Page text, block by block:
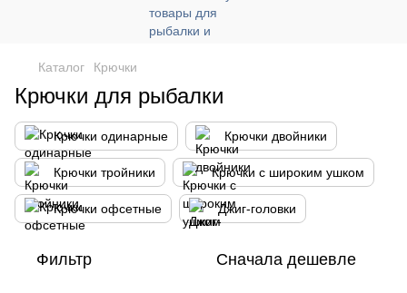
Каталог Крючки
Крючки для рыбалки
Крючки одинарные Крючки двойники
Крючки тройники Крючки с широким ушком
Крючки офсетные Джиг-головки
Фильтр Сначала дешевле